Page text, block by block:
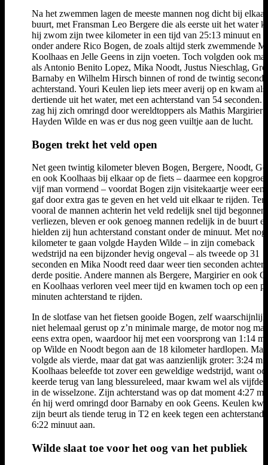
Na het zwemmen lagen de meeste mannen nog dicht bij
buurt, met Fransman Leo Bergere die als eerste uit het water
hij zwom zijn twee kilometer in een tijd van 25:13 minuut en
onder andere Rico Bogen, de zoals altijd sterk zwemmende
Koolhaas en Jelle Geens in zijn voeten. Toch volgden ook
als Antonio Benito Lopez, Mika Noodt, Justus Nieschlag,
Barnaby en Wilhelm Hirsch binnen of rond de twintig
achterstand. Youri Keulen liep iets meer averij op en kwam als
dertiende uit het water, met een achterstand van 54 seconden.
zag hij zich omringd door wereldtoppers als Mathis Margirier
Hayden Wilde en was er dus nog geen vuiltje aan de lucht.
Bogen trekt het veld open
Net geen twintig kilometer bleven Bogen, Bergere, Noodt,
en ook Koolhaas bij elkaar op de fiets – daarmee een
vijf man vormend – voordat Bogen zijn visitekaartje weer
gaf door extra gas te geven en het veld uit elkaar te rijden.
vooral de mannen achterin het veld redelijk snel tijd begonnen
verliezen, bleven er ook genoeg mannen redelijk in de buurt
hielden zij hun achterstand constant onder de minuut. Met
kilometer te gaan volgde Hayden Wilde – in zijn comeback
wedstrijd na een bijzonder hevig ongeval – als tweede op 31
seconden en Mika Noodt reed daar weer tien seconden achter
derde positie. Andere mannen als Bergere, Margirier en ook
en Koolhaas verloren veel meer tijd en kwamen toch op een
minuten achterstand te rijden.
In de slotfase van het fietsen gooide Bogen, zelf
niet helemaal gerust op z’n minimale marge, de motor nog
eens extra open, waardoor hij met een voorsprong van 1:14
op Wilde en Noodt begon aan de 18 kilometer hardlopen.
volgde als vierde, maar dat gat was aanzienlijk groter: 3:24
Koolhaas beleefde tot zover een geweldige wedstrijd, want
keerde terug van lang blessureleed, maar kwam wel als vijfde
in de wisselzone. Zijn achterstand was op dat moment 4:27
én hij werd omringd door Barnaby en ook Geens. Keulen
zijn beurt als tiende terug in T2 en keek tegen een achterstand
6:22 minuut aan.
Wilde slaat toe voor het oog van het publiek